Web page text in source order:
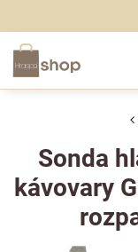
Sonda
kávovary